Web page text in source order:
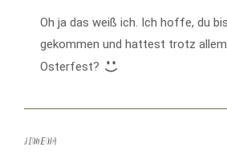
Oh ja das weiß ich. Ich hoffe, du
gekommen und hattest trotz
Osterfest?
JIMENA